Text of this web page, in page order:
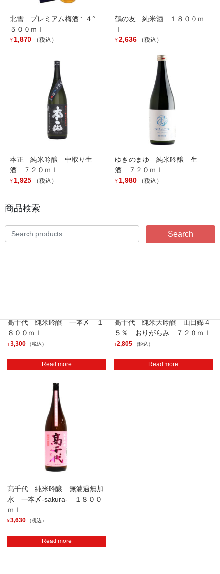
髙千代酒造では全国的にも珍しい「一本〆」というお米を使用
し、お酒を造っています。
「一本〆」は「五百万石」と「豊盃」から生まれたお米です。
お米の特徴として、「淡麗辛口」とは少し違い、米の旨味がでた
お酒に仕上がります。
精米方法には扁平精米を用いており、精米方法が通常のものより
扁平精米のほうが２倍程度時間がかかりますが、通常の精米より
雑味の少ないお酒に仕上がります。
米作りからお酒ができあがるまで「真面目すぎるくらいのこだわ
り」をもち、努力を積み重ねてます。
You may also like…
髙千代 純米吟醸 一本〆 １
８００ｍｌ
¥3,300 （税込）
Read more
髙千代 純米大吟醸 山田錦４
５％ おりがらみ ７２０ｍｌ
¥2,805 （税込）
Read more
髙千代 純米吟醸 無濾過無加
水 一本〆-sakura- １８００
ｍｌ
¥3,630 （税込）
Read more
北雪 プレミアム梅酒１４°
５００ｍｌ
¥1,870 （税込）
鶴の友 純米酒 １８００ｍ
ｌ
¥2,636 （税込）
本正 純米吟醸 中取り生
酒 ７２０ｍｌ
¥1,925 （税込）
ゆきのまゆ 純米吟醸 生
酒 ７２０ｍｌ
¥1,980 （税込）
商品検索
Search
for:
Search